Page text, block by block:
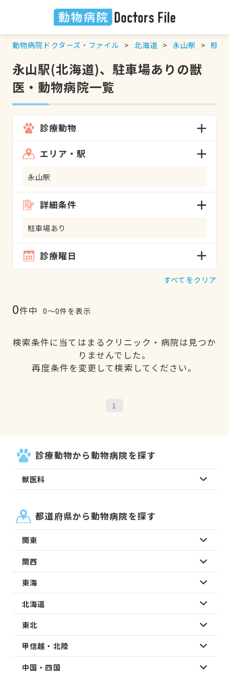
動物病院ドクターズ・ファイル 北海道 永山駅 駐車
永山駅(北海道)、駐車場ありの獣
医・動物病院一覧
診療動物
エリア・駅
永山駅
詳細条件
駐車場あり
診療曜日
すべてをクリア
0件中 0〜0件を表示
検索条件に当てはまるクリニック・病院は見つか
りませんでした。
再度条件を変更して検索してください。
1
診療動物から動物病院を探す
獣医科
都道府県から動物病院を探す
関東
関西
東海
北海道
東北
甲信越・北陸
中国・四国